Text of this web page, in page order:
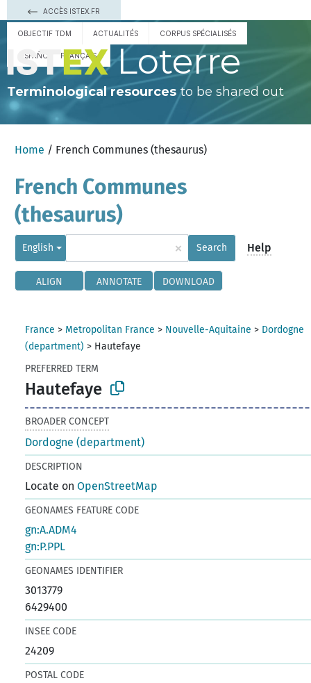
ACCÈS ISTEX.FR
OBJECTIF TDM ACTUALITÉS CORPUS SPÉCIALISÉS
ESPAÑOL FRANÇAIS Loterre
Terminological resourcesto be shared out
Home / French Communes (thesaurus)
French Communes
(thesaurus)
English × Search Help
ALIGN ANNOTATE DOWNLOAD
France > Metropolitan France > Nouvelle-Aquitaine > Dordogne
(department) > Hautefaye
PREFERRED TERM
Hautefaye
BROADER CONCEPT
Dordogne (department)
DESCRIPTION
Locate onOpenStreetMap
GEONAMES FEATURE CODE
gn:A.ADM4
gn:P.PPL
GEONAMES IDENTIFIER
3013779
6429400
INSEE CODE
24209
POSTAL CODE